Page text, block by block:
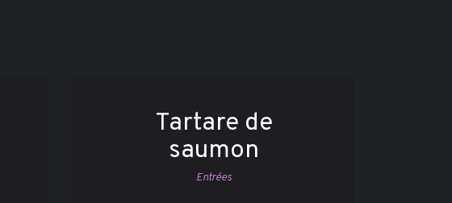
Tartare de
saumon
Entrées